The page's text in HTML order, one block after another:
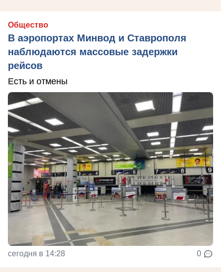
Общество
В аэропортах Минвод и Ставрополя
наблюдаются массовые задержки
рейсов
Есть и отмены
сегодня в 14:28 0